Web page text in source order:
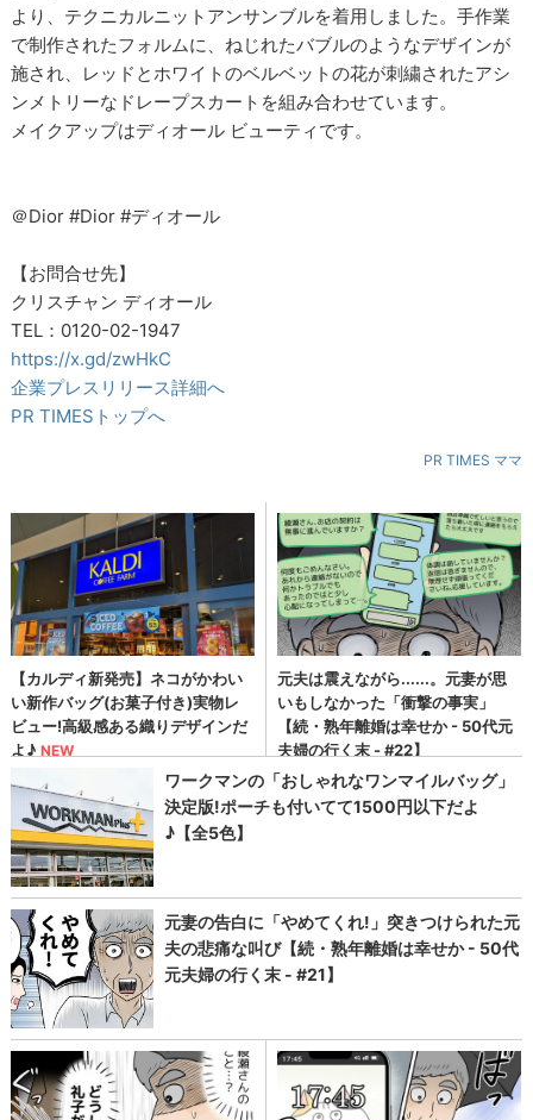
より、テクニカルニットアンサンブルを着用しました。手作業
で制作されたフォルムに、ねじれたバブルのようなデザインが
施され、レッドとホワイトのベルベットの花が刺繍されたアシ
ンメトリーなドレープスカートを組み合わせています。
メイクアップはディオール ビューティです。
＠Dior #Dior #ディオール
【お問合せ先】
クリスチャン ディオール
TEL：0120-02-1947
https://x.gd/zwHkC
企業プレスリリース詳細へ
PR TIMESトップへ
PR TIMES ママ